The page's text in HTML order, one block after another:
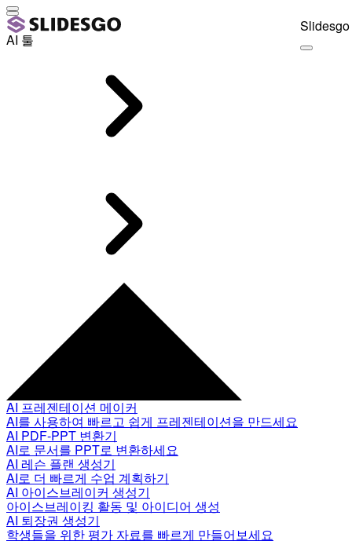
AI 툴
AI 프레젠테이션 메이커
AI를 사용하여 빠르고 쉽게 프레젠테이션을 만드세요
AI PDF-PPT 변환기
AI로 문서를 PPT로 변환하세요
AI 레슨 플랜 생성기
AI로 더 빠르게 수업 계획하기
AI 아이스브레이커 생성기
아이스브레이킹 활동 및 아이디어 생성
AI 퇴장권 생성기
학생들을 위한 평가 자료를 빠르게 만들어보세요